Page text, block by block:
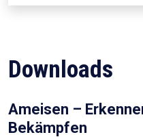
Downloads
Ameisen –
Bekämpfen